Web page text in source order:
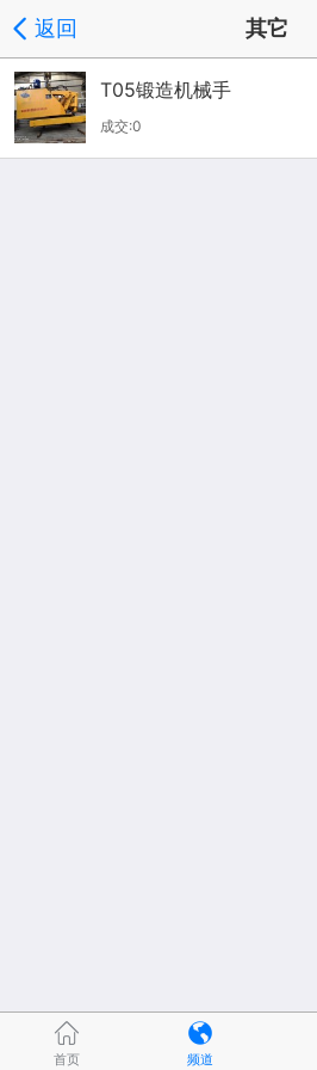
返回 其它
T05锻造机械手
成交:0
首页 频道